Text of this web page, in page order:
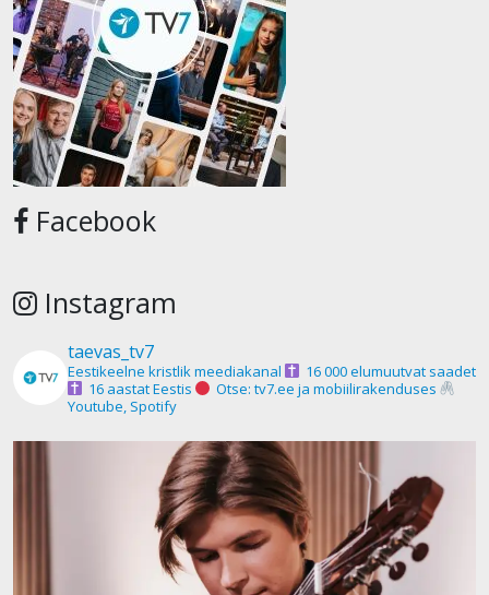
Facebook
Instagram
taevas_tv7
Eestikeelne kristlik meediakanal
16 000 elumuutvat saadet
16 aastat Eestis
Otse: tv7.ee ja mobiilirakenduses
Youtube, Spotify